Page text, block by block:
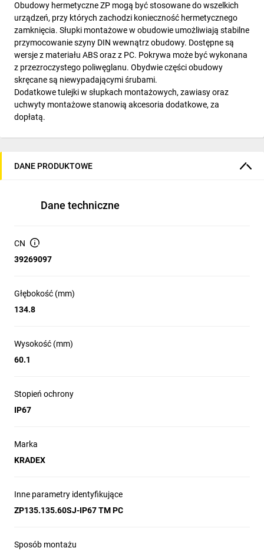
Obudowy hermetyczne ZP mogą być stosowane do wszelkich
urządzeń, przy których zachodzi konieczność hermetycznego
zamknięcia. Słupki montażowe w obudowie umożliwiają stabilne
przymocowanie szyny DIN wewnątrz obudowy. Dostępne są
wersje z materiału ABS oraz z PC. Pokrywa może być wykonana
z przezroczystego poliwęglanu. Obydwie części obudowy
skręcane są niewypadającymi śrubami.
Dodatkowe tulejki w słupkach montażowych, zawiasy oraz
uchwyty montażowe stanowią akcesoria dodatkowe, za
dopłatą.
DANE PRODUKTOWE
Dane techniczne
CN
39269097
Głębokość (mm)
134.8
Wysokość (mm)
60.1
Stopień ochrony
IP67
Marka
KRADEX
Inne parametry identyfikujące
ZP135.135.60SJ-IP67 TM PC
Sposób montażu